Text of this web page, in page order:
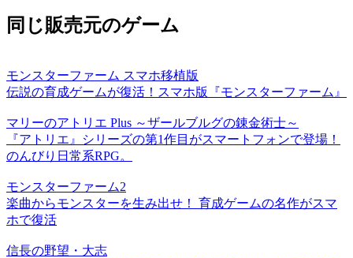
同じ販売元のゲーム
モンスターファーム スマホ移植版
伝説の育成ゲームが復活！スマホ版『モンスターファーム』
マリーのアトリエ Plus ～ザールブルグの錬金術士～
『アトリエ』シリーズの第1作目がスマートフォンで登場！
のんびり日常系RPG。
モンスターファーム2
楽曲からモンスターを生み出せ！ 育成ゲームの名作がスマ
ホで復活
信長の野望・大志